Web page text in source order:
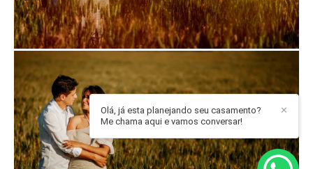
✕
Olá, já esta planejando seu casamento?
Me chama aqui e vamos conversar!